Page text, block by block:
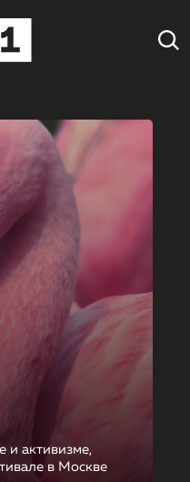
и активизме,
в Москве